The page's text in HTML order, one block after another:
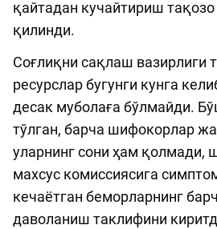
қайтадан кучайтириш
қилинди.
Соғлиқни сақлаш вазирлиги
ресурслар бугунги кунга
десак муболаға бўлмайди.
тўлган, барча шифокорлар
уларнинг сони ҳам қолмади,
махсус комиссиясига
кечаётган беморларнинг
даволаниш таклифини